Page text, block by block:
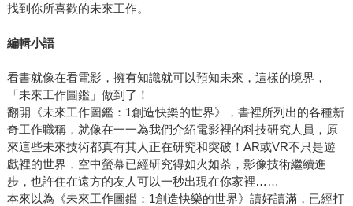
找到你所喜歡的未來工作。
編輯小語
看書就像在看電影，擁有知識就可以預知未來，這樣的境界，
「未來工作圖鑑」做到了！
翻開《未來工作圖鑑：1創造快樂的世界》，書裡所列出的各種新
奇工作職稱，就像在一一為我們介紹電影裡的科技研究人員，原
來這些未來技術都真有其人正在研究和突破！AR或VR不只是遊
戲裡的世界，空中螢幕已經研究得如火如荼，影像技術繼續進
步，也許住在遠方的友人可以一秒出現在你家裡……
本來以為《未來工作圖鑑：1創造快樂的世界》讀好讀滿，已經打